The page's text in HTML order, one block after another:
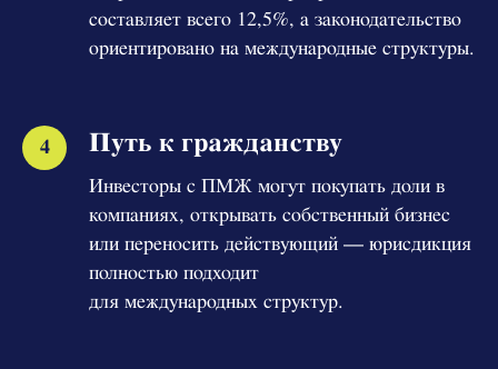
составляет всего 12,5%, а законодательство
ориентировано на международные структуры.
Путь к гражданству
Инвесторы с ПМЖ могут покупать доли в
компаниях, открывать собственный бизнес
или переносить действующий — юрисдикция
полностью подходит
для международных структур.